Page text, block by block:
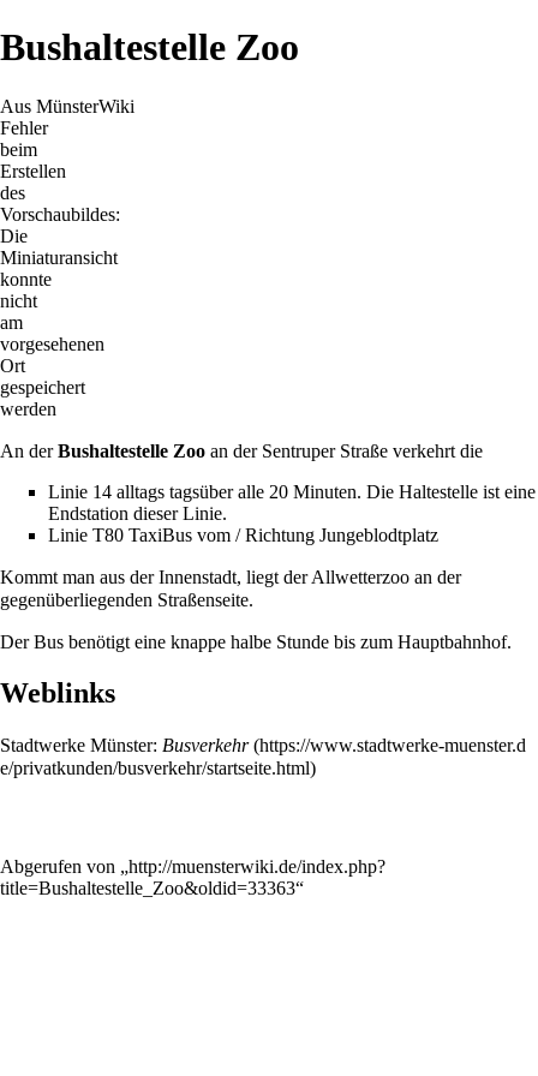
Bushaltestelle Zoo
Aus MünsterWiki
Fehler
beim
Erstellen
des
Vorschaubildes:
Die
Miniaturansicht
konnte
nicht
am
vorgesehenen
Ort
gespeichert
werden
An derBushaltestelle Zoo an der Sentruper Straße verkehrt die
Linie 14 alltags tagsüber alle 20 Minuten. Die Haltestelle ist eine
Endstation dieser Linie.
Linie T80 TaxiBus vom / Richtung Jungeblodtplatz
Kommt man aus der Innenstadt, liegt derAllwetterzoo an der
gegenüberliegenden Straßenseite.
Der Bus benötigt eine knappe halbe Stunde bis zum Hauptbahnhof.
Weblinks
Stadtwerke Münster: Busverkehr
Abgerufen von „http://muensterwiki.de/index.php?
title=Bushaltestelle_Zoo&oldid=33363“